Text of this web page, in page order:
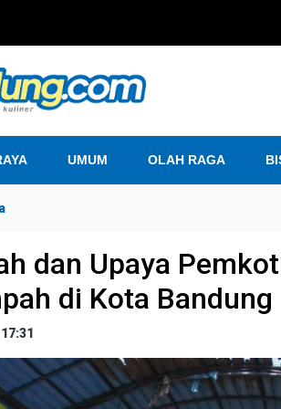
UMUM OLAH RAGA
dan Upaya
di Kota Bandung